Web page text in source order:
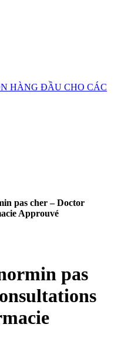
HÀNG ĐẦU CHO CÁC
pas cher – Doctor
Approuvé
pas